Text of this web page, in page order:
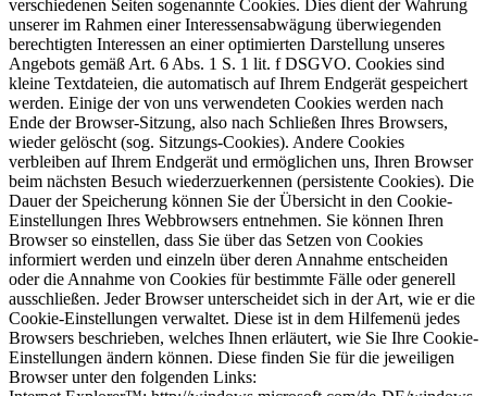
verschiedenen Seiten sogenannte Cookies. Dies dient der Wahrung
unserer im Rahmen einer Interessensabwägung überwiegenden
berechtigten Interessen an einer optimierten Darstellung unseres
Angebots gemäß Art. 6 Abs. 1 S. 1 lit. f DSGVO. Cookies sind
kleine Textdateien, die automatisch auf Ihrem Endgerät gespeichert
werden. Einige der von uns verwendeten Cookies werden nach
Ende der Browser-Sitzung, also nach Schließen Ihres Browsers,
wieder gelöscht (sog. Sitzungs-Cookies). Andere Cookies
verbleiben auf Ihrem Endgerät und ermöglichen uns, Ihren Browser
beim nächsten Besuch wiederzuerkennen (persistente Cookies). Die
Dauer der Speicherung können Sie der Übersicht in den Cookie-
Einstellungen Ihres Webbrowsers entnehmen. Sie können Ihren
Browser so einstellen, dass Sie über das Setzen von Cookies
informiert werden und einzeln über deren Annahme entscheiden
oder die Annahme von Cookies für bestimmte Fälle oder generell
ausschließen. Jeder Browser unterscheidet sich in der Art, wie er die
Cookie-Einstellungen verwaltet. Diese ist in dem Hilfemenü jedes
Browsers beschrieben, welches Ihnen erläutert, wie Sie Ihre Cookie-
Einstellungen ändern können. Diese finden Sie für die jeweiligen
Browser unter den folgenden Links: